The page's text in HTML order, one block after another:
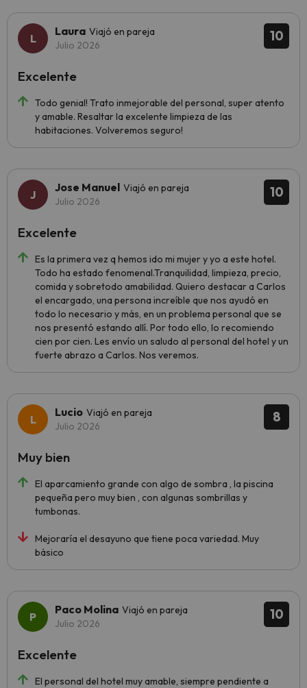
10
Laura Viajó en pareja
Julio 2026
Todo genial! Trato inmejorable del personal, super atento
y amable. Resaltar la excelente limpieza de las
habitaciones. Volveremos seguro!
Excelente
10
Jose Manuel Viajó en pareja
Julio 2026
Es la primera vez q hemos ido mi mujer y yo a este hotel.
Todo ha estado fenomenal.Tranquilidad, limpieza, precio,
comida y sobretodo amabilidad. Quiero destacar a Carlos
el encargado, una persona increíble que nos ayudó en
todo lo necesario y más, en un problema personal que se
nos presentó estando allí. Por todo ello, lo recomiendo
cien por cien. Les envío un saludo al personal del hotel y un
fuerte abrazo a Carlos. Nos veremos.
Excelente
8
Lucio Viajó en pareja
Julio 2026
El aparcamiento grande con algo de sombra , la piscina
pequeña pero muy bien , con algunas sombrillas y
tumbonas.
Mejoraría el desayuno que tiene poca variedad. Muy
básico
Muy bien
10
Paco Molina Viajó en pareja
Julio 2026
El personal del hotel muy amable, siempre pendiente a
Excelente